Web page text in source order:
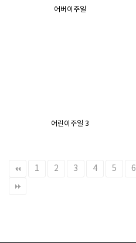
어버이주일
어린이주일 3
1 2 3 4 5 6